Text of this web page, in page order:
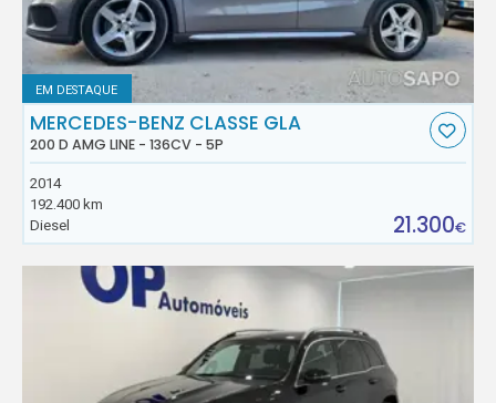
EM DESTAQUE
MERCEDES-BENZ CLASSE GLA
200 D AMG LINE - 136CV - 5P
2014
192.400 km
Diesel
21.300€